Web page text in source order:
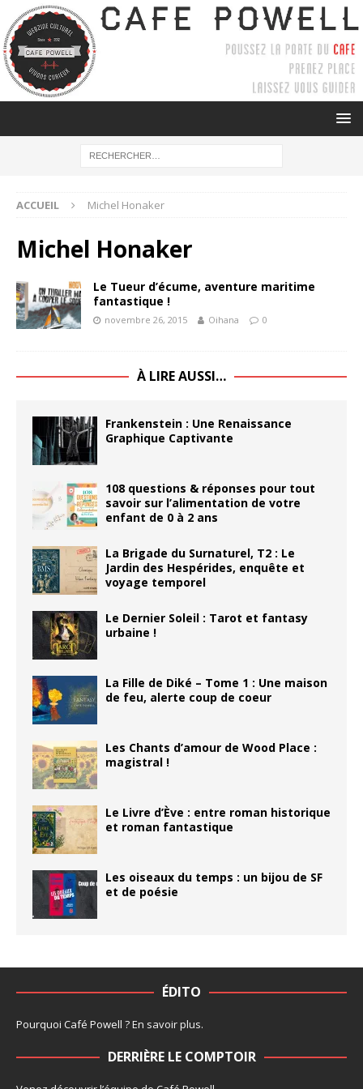
ACCUEIL Michel Honaker
Michel Honaker
Le Tueur d’écume, aventure maritime
fantastique !
novembre 26, 2015 Oihana 0
À LIRE AUSSI…
Frankenstein : Une Renaissance
Graphique Captivante
108 questions & réponses pour tout
savoir sur l’alimentation de votre
enfant de 0 à 2 ans
La Brigade du Surnaturel, T2 : Le
Jardin des Hespérides, enquête et
voyage temporel
Le Dernier Soleil : Tarot et fantasy
urbaine !
La Fille de Diké – Tome 1 : Une maison
de feu, alerte coup de coeur
Les Chants d’amour de Wood Place :
magistral !
Le Livre d’Ève : entre roman historique
et roman fantastique
Les oiseaux du temps : un bijou de SF
et de poésie
ÉDITO
Pourquoi Café Powell ?En savoir plus.
DERRIÈRE LE COMPTOIR